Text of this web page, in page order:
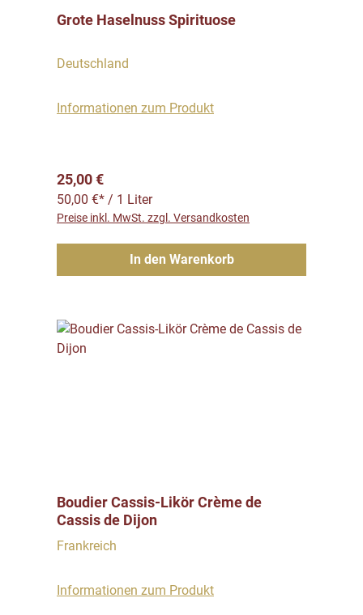
Grote Haselnuss Spirituose
Deutschland
Informationen zum Produkt
Regulärer Preis:
25,00 €
50,00 €* / 1 Liter
Preise inkl. MwSt. zzgl. Versandkosten
In den Warenkorb
Boudier Cassis-Likör Crème de
Cassis de Dijon
Frankreich
Informationen zum Produkt